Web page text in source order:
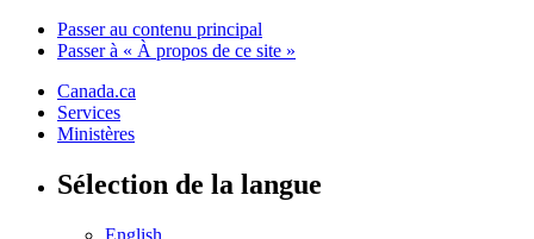
Passer au contenu principal
Passer à « À propos de ce site »
Canada.ca
Services
Ministères
Sélection de la langue
English